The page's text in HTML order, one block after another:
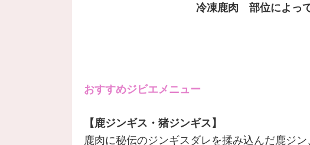
冷凍鹿肉 部位によっ
おすすめジビエメニュー
【鹿ジンギス・猪ジンギス】
鹿肉に秘伝のジンギスダレを揉み込んだ鹿ジ